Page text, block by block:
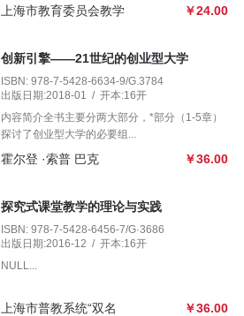
教
上海市教育委员会教学 ￥24.00
创新引擎——21世纪的创业型大学
ISBN: 978-7-5428-6634-9/G.3784
出版日期:2018-01 / 开本:16开
内容简介全书主要分两大部分，*部分（1-5章）
探讨了创业型大学的必要组...
霍尔登 ·索普 巴克 ￥36.00
探究式课堂教学的理论与实践
ISBN: 978-7-5428-6456-7/G·3686
出版日期:2016-12 / 开本:16开
NULL...
上海市普教系统“双名 ￥36.00